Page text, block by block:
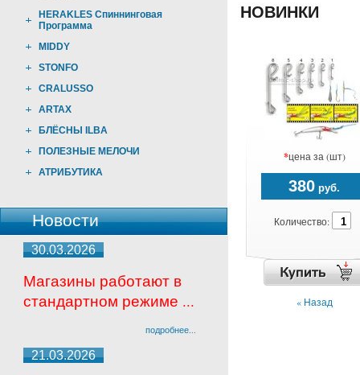
HERAKLES Спиннинговая
Программа
MIDDY
STONFO
CRALUSSO
ARTAX
БЛЁСНЫ ILBA
ПОЛЕЗНЫЕ МЕЛОЧИ
АТРИБУТИКА
Новости
30.03.2026
Магазины работают в
стандартном режиме ...
подробнее...
21.03.2026
НОВИНКИ
*цена за (шт)
380 руб.
Количество:
« Назад